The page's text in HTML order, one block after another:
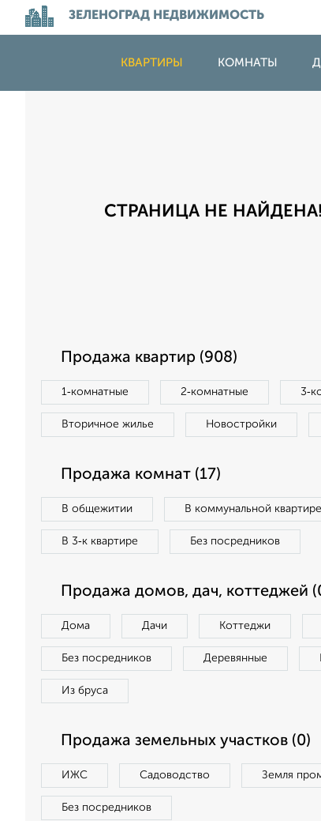
ЗЕЛЕНОГРАД НЕДВИЖИМОСТЬ
КВАРТИРЫ КОМНАТЫ
СТРАНИЦА НЕ НАЙДЕНА!
Продажа квартир (908)
1‑комнатные 2‑комнатные
Вторичное жилье Новостройки
Продажа комнат (17)
В общежитии В коммунальной квартире
В 3‑к квартире Без посредников
Продажа домов, дач, коттеджей
Дома Дачи Коттеджи
Без посредников Деревянные
Из бруса
Продажа земельных участков (0)
ИЖС Садоводство Земля
Без посредников